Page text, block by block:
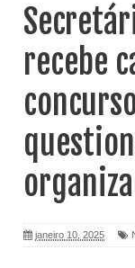
recebe
janeiro 10, 2025